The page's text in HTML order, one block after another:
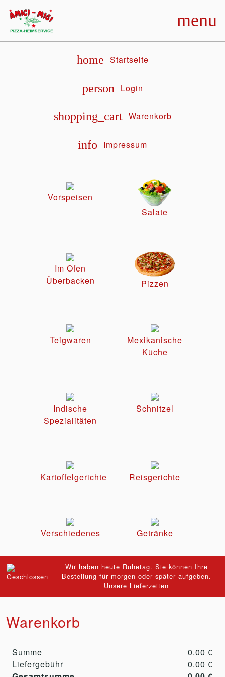
menu
home Startseite
person Login
shopping_cart Warenkorb
info Impressum
Vorspeisen
Salate
Im Ofen
Überbacken
Pizzen
Teigwaren
Mexikanische
Küche
Indische
Spezialitäten
Schnitzel
Kartoffelgerichte Reisgerichte
Verschiedenes Getränke
Wir haben heute Ruhetag. Sie können Ihre
Bestellung für morgen oder später aufgeben.
Unsere Lieferzeiten
Warenkorb
Summe
0.00 €
Liefergebühr
0.00 €